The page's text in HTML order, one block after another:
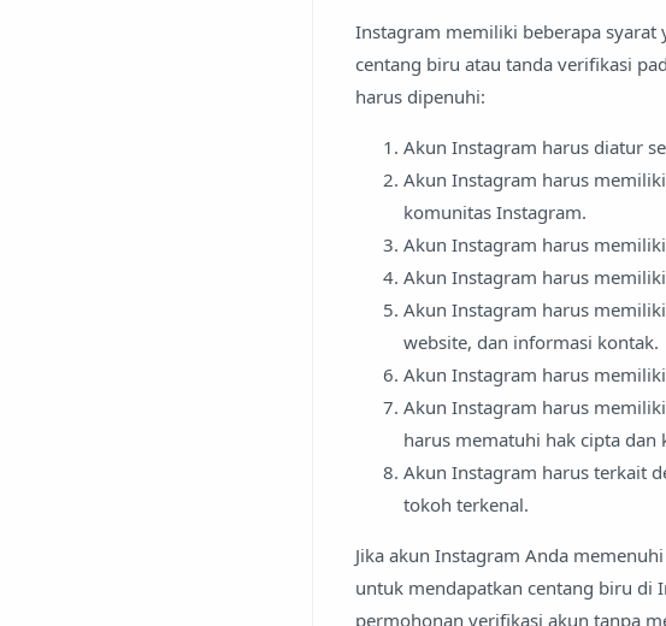
Instagram memiliki beberapa syarat
centang biru atau tanda verifikasi
harus dipenuhi:
Akun Instagram harus diatur
Akun Instagram harus
komunitas Instagram.
Akun Instagram harus
Akun Instagram harus
Akun Instagram harus
website, dan informasi kontak.
Akun Instagram harus
Akun Instagram harus
harus mematuhi hak cipta dan
Akun Instagram harus terkait
tokoh terkenal.
Jika akun Instagram Anda
untuk mendapatkan centang biru di
permohonan verifikasi akun tanpa